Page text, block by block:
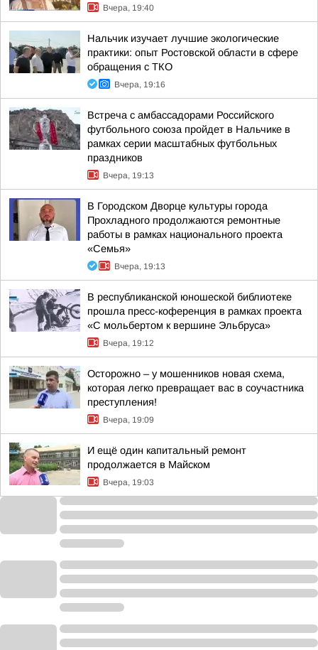
Вчера, 19:40
Нальчик изучает лучшие экологические
практики: опыт Ростовской области в сфере
обращения с ТКО
Вчера, 19:16
Встреча с амбассадорами Российского
футбольного союза пройдет в Нальчике в
рамках серии масштабных футбольных
праздников
Вчера, 19:13
В Городском Дворце культуры города
Прохладного продолжаются ремонтные
работы в рамках национального проекта
«Семья»
Вчера, 19:13
В республиканской юношеской библиотеке
прошла пресс-коференция в рамках проекта
«С мольбертом к вершине Эльбруса»
Вчера, 19:12
Осторожно – у мошенников новая схема,
которая легко превращает вас в соучастника
преступления!
Вчера, 19:09
И ещё один капитальный ремонт
продолжается в Майском
Вчера, 19:03